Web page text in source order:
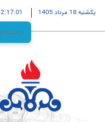
يکشنبه 18 مرداد 1405 2:17:01